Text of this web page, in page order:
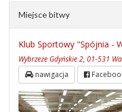
Miejsce bitwy
Klub Sportowy "Spójnia -
Wybrzeże Gdyńskie 2, 01-531
nawigacja